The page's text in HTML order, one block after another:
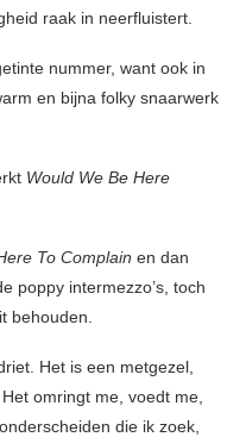
raak in neerfluistert.
nummer, want ook in
en bijna folky snaarwerk
Would We Be Here
To Complain en dan
poppy intermezzo’s, toch
behouden.
Het is een metgezel,
omringt me, voedt me,
die ik zoek,